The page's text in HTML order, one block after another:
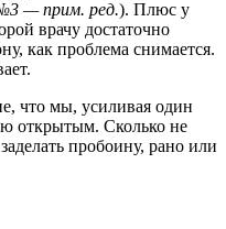
— прим. ред.). Плюс у
врачу достаточно
как проблема снимается.
что мы, усиливая один
открытым. Сколько не
пробоину, рано или